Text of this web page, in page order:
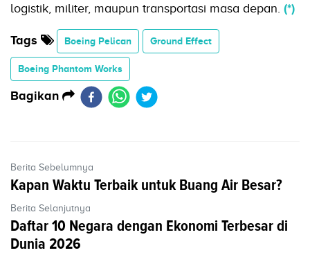
logistik, militer, maupun transportasi masa depan. (*)
Tags Boeing Pelican Ground Effect
Boeing Phantom Works
Bagikan
Berita Sebelumnya
Kapan Waktu Terbaik untuk Buang Air Besar?
Berita Selanjutnya
Daftar 10 Negara dengan Ekonomi Terbesar di
Dunia 2026